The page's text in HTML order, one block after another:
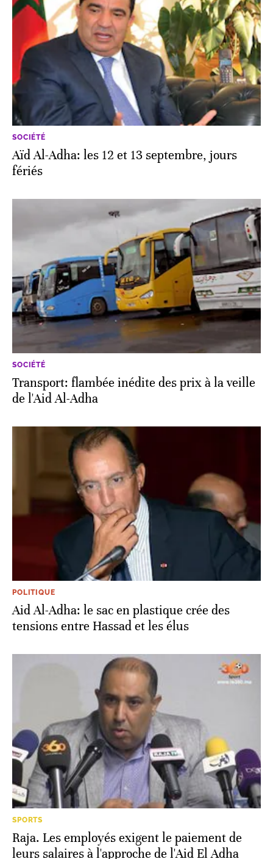
SOCIÉTÉ
Aïd Al-Adha: les 12 et 13 septembre, jours
fériés
SOCIÉTÉ
Transport: flambée inédite des prix à la veille
de l'Aid Al-Adha
POLITIQUE
Aid Al-Adha: le sac en plastique crée des
tensions entre Hassad et les élus
SPORTS
Raja. Les employés exigent le paiement de
leurs salaires à l'approche de l'Aid El Adha